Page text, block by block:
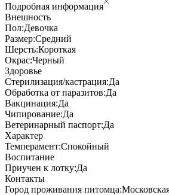
Подробная информация
Внешность
Пол:Девочка
Размер:Средний
Шерсть:Короткая
Окрас:Черный
Здоровье
Стерилизация/кастрация:Да
Обработка от паразитов:Да
Вакцинация:Да
Чипирование:Да
Ветеринарный паспорт:Да
Характер
Темперамент:Спокойный
Воспитание
Приучен к лотку:Да
Контакты
Город проживания питомца: